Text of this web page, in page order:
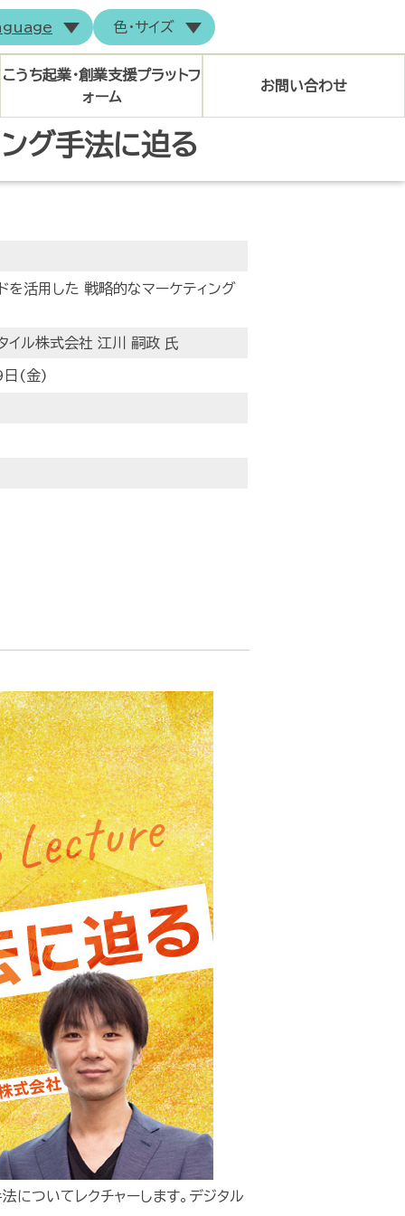
色・サイズ
こうち起業・創業支援プラットフ
ォーム
トップページ
マイページログイン
お問い合わせ
グ手法に迫る
を活用した 戦略的なマーケティング
イル株式会社 江川 嗣政 氏
日(金)
についてレクチャーします。デジタル